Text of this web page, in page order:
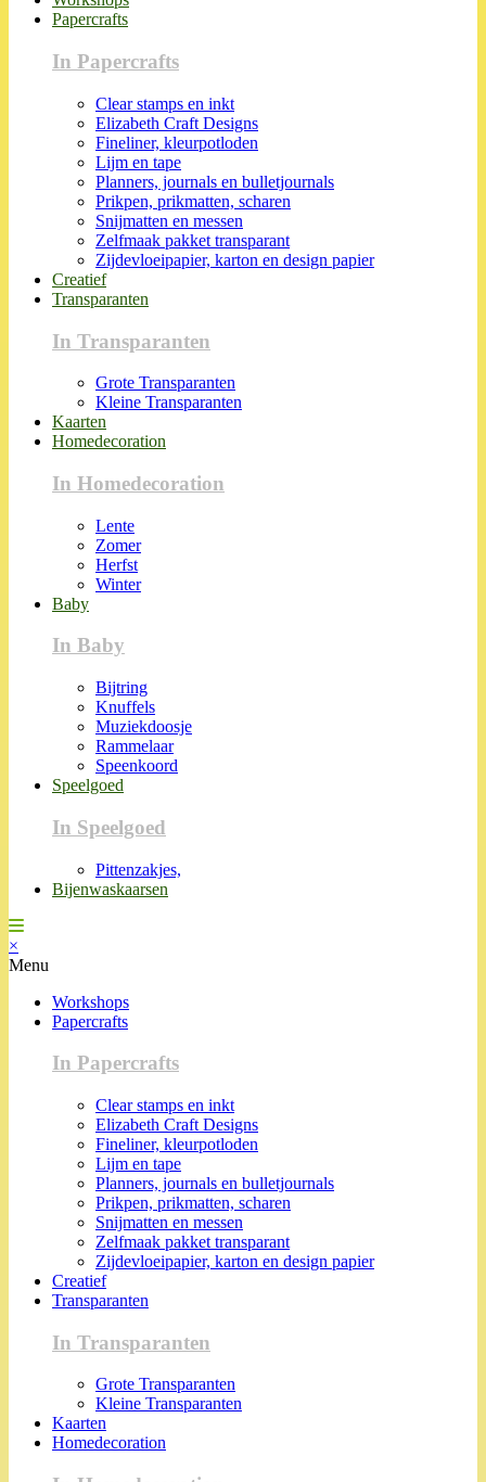
Papercrafts
In Papercrafts
Clear stamps en inkt
Elizabeth Craft Designs
Fineliner, kleurpotloden
Lijm en tape
Planners, journals en bulletjournals
Prikpen, prikmatten, scharen
Snijmatten en messen
Zelfmaak pakket transparant
Zijdevloeipapier, karton en design papier
Creatief
Transparanten
In Transparanten
Grote Transparanten
Kleine Transparanten
Kaarten
Homedecoration
In Homedecoration
Lente
Zomer
Herfst
Winter
Baby
In Baby
Bijtring
Knuffels
Muziekdoosje
Rammelaar
Speenkoord
Speelgoed
In Speelgoed
Pittenzakjes,
Bijenwaskaarsen
×
Menu
Workshops
Papercrafts
In Papercrafts
Clear stamps en inkt
Elizabeth Craft Designs
Fineliner, kleurpotloden
Lijm en tape
Planners, journals en bulletjournals
Prikpen, prikmatten, scharen
Snijmatten en messen
Zelfmaak pakket transparant
Zijdevloeipapier, karton en design papier
Creatief
Transparanten
In Transparanten
Grote Transparanten
Kleine Transparanten
Kaarten
Homedecoration